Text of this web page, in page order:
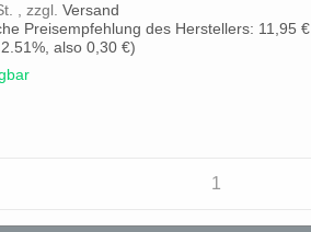
, zzgl. Versand
Preisempfehlung des Herstellers: 11,95 €
2.51% , also 0,30 €)